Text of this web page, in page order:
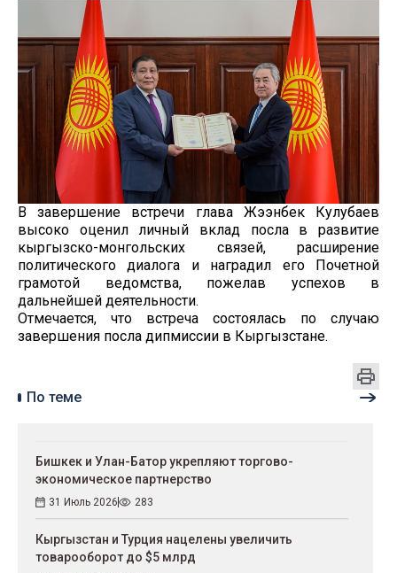
В завершение встречи глава Жээнбек Кулубаев
высоко оценил личный вклад посла в развитие
кыргызско-монгольских связей, расширение
политического диалога и наградил его Почетной
грамотой ведомства, пожелав успехов в
дальнейшей деятельности.
Отмечается, что встреча состоялась по случаю
завершения посла дипмиссии в Кыргызстане.
По теме
Бишкек и Улан-Батор укрепляют торгово-
экономическое партнерство
31 Июль 2026 283
Кыргызстан и Турция нацелены увеличить
товарооборот до $5 млрд